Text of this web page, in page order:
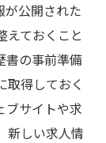
が公開された
えておくこと
書の事前準備
取得しておく
ブサイトや求
新しい求人情